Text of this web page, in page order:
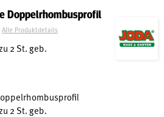
Doppelrhombusprofil
Alle Produktdetails
2 St. geb.
2 St. geb.